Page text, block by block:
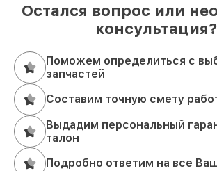
Остался вопрос или
консультация?
Поможем определиться с
запчастей
Составим точную смету
Выдадим персональный
талон
Подробно ответим на все